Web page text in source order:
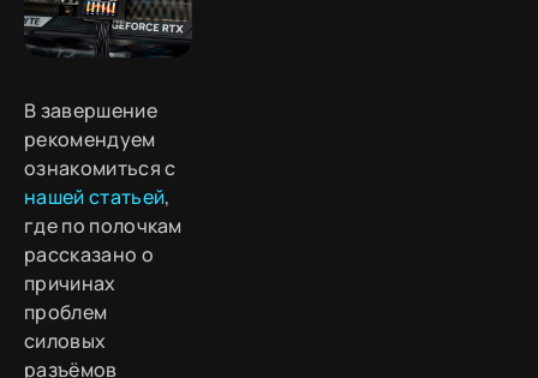
В завершение
рекомендуем
ознакомиться с
нашей статьей,
где по полочкам
рассказано о
причинах
проблем
силовых
разъёмов